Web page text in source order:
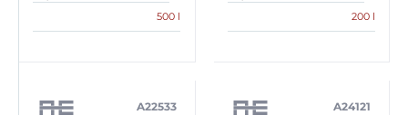
500 l
200 l
A22533 A24121